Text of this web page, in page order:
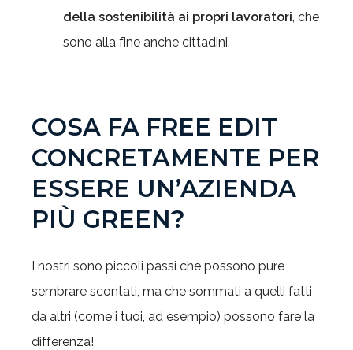
della sostenibilità ai propri lavoratori, che
sono alla fine anche cittadini.
COSA FA FREE EDIT
CONCRETAMENTE PER
ESSERE UN’AZIENDA
PIÙ GREEN?
I nostri sono piccoli passi che possono pure
sembrare scontati, ma che sommati a quelli fatti
da altri (come i tuoi, ad esempio) possono fare la
differenza!